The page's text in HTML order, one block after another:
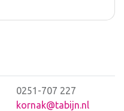
0251-707 227
kornak@tabijn.nl